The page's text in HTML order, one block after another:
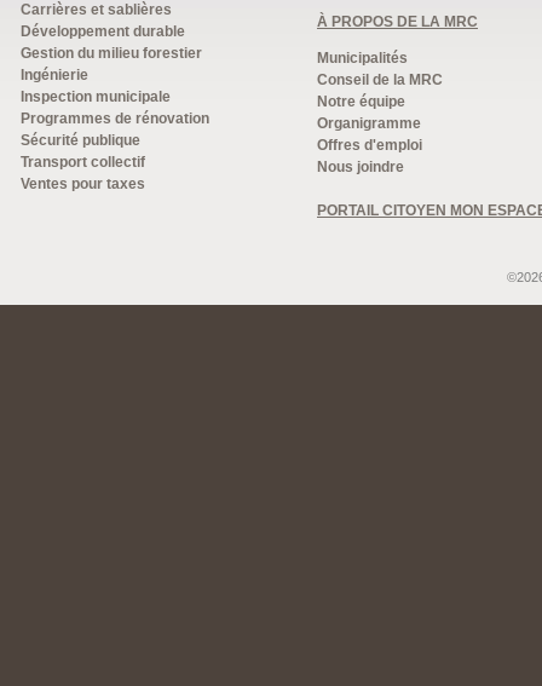
Carrières et sablières
Développement durable
Gestion du milieu forestier
Ingénierie
Inspection municipale
Programmes de rénovation
Sécurité publique
Transport collectif
Ventes pour taxes
À PROPOS DE LA MRC
Municipalités
Conseil de la MRC
Notre équipe
Organigramme
Offres d'emploi
Nous joindre
PORTAIL CITOYEN MON